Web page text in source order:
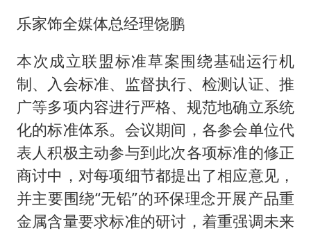
乐家饰全媒体总经理饶鹏
本次成立联盟标准草案围绕基础运行机
制、入会标准、监督执行、检测认证、推
广等多项内容进行严格、规范地确立系统
化的标准体系。会议期间，各参会单位代
表人积极主动参与到此次各项标准的修正
商讨中，对每项细节都提出了相应意见，
并主要围绕“无铅”的环保理念开展产品重
金属含量要求标准的研讨，着重强调未来